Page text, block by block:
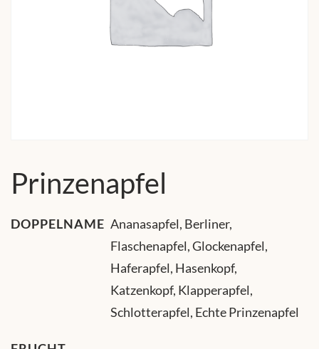
Prinzenapfel
DOPPELNAME Ananasapfel, Berliner,
Flaschenapfel, Glockenapfel,
Haferapfel, Hasenkopf,
Katzenkopf, Klapperapfel,
Schlotterapfel, Echte Prinzenapfel